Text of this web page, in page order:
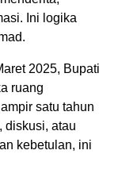
Ini logika
2025, Bupati
ruang
satu tahun
diskusi, atau
kebetulan, ini